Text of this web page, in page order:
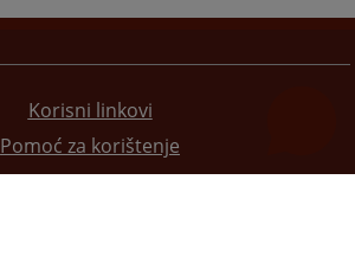
Korisni linkovi
Pomoć za korištenje
Mapa stranice